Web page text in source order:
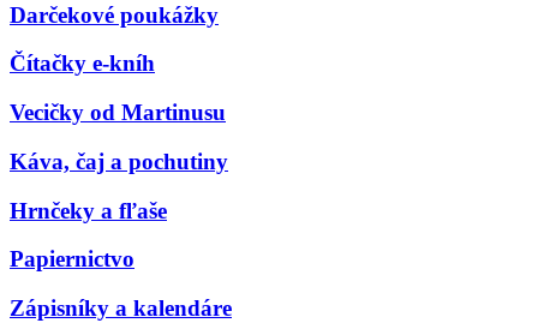
Darčekové poukážky
Čítačky e-kníh
Vecičky od Martinusu
Káva, čaj a pochutiny
Hrnčeky a fľaše
Papiernictvo
Zápisníky a kalendáre